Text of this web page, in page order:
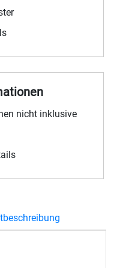
nicht inklusive